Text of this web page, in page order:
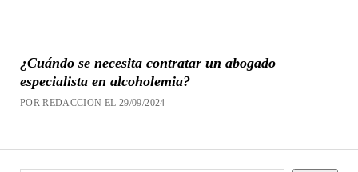
¿Cuándo se necesita contratar un abogado
especialista en alcoholemia?
POR REDACCION EL 29/09/2024